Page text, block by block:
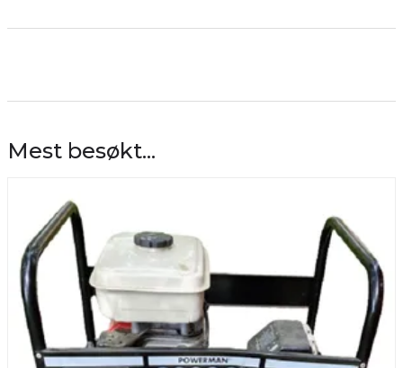
Mest besøkt...